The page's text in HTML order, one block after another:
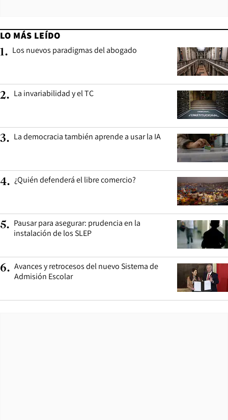
LO MÁS LEÍDO
1. Los nuevos paradigmas del abogado
2. La invariabilidad y el TC
3. La democracia también aprende a usar la IA
4. ¿Quién defenderá el libre comercio?
5. Pausar para asegurar: prudencia en la
instalación de los SLEP
6. Avances y retrocesos del nuevo Sistema de
Admisión Escolar